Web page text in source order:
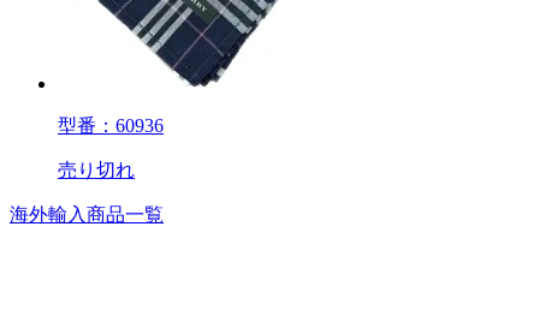
型番：60936
売り切れ
海外輸入商品一覧